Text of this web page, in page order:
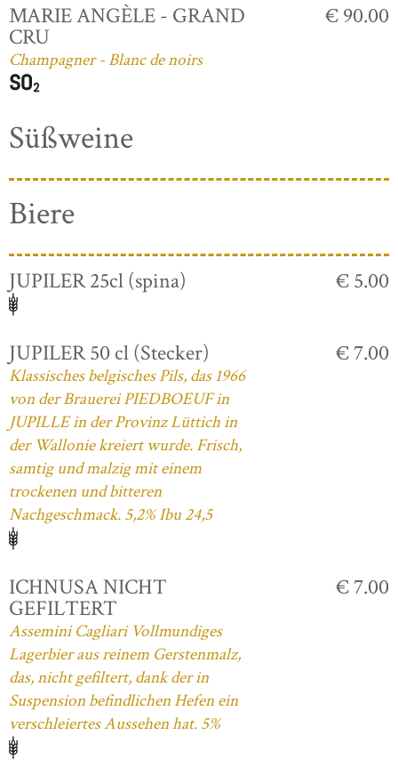
MARIE ANGÈLE - GRAND
CRU
Champagner - Blanc de noirs
€ 90.00
Süßweine
Biere
JUPILER 25cl (spina) € 5.00
JUPILER 50 cl (Stecker)
Klassisches belgisches Pils, das 1966
von der Brauerei PIEDBOEUF in
JUPILLE in der Provinz Lüttich in
der Wallonie kreiert wurde. Frisch,
samtig und malzig mit einem
trockenen und bitteren
Nachgeschmack. 5,2% Ibu 24,5
€ 7.00
ICHNUSA NICHT
GEFILTERT
Assemini Cagliari Vollmundiges
Lagerbier aus reinem Gerstenmalz,
das, nicht gefiltert, dank der in
Suspension befindlichen Hefen ein
verschleiertes Aussehen hat. 5%
€ 7.00